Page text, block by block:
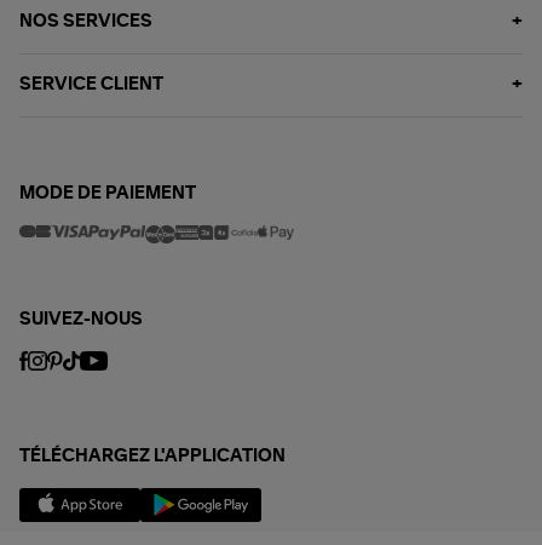
NOS SERVICES
SERVICE CLIENT
MODE DE PAIEMENT
SUIVEZ-NOUS
TÉLÉCHARGEZ L'APPLICATION